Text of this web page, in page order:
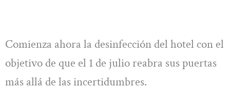
Comienza ahora la desinfección del hotel con el
objetivo de que el 1 de julio reabra sus puertas
más allá de las incertidumbres.